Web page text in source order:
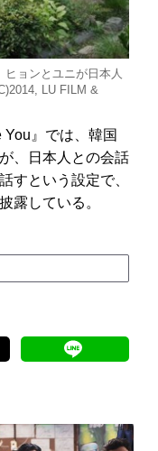
ヒョンとユニが日本人
LU FILM &
』では、韓国
、日本人との会話
すという設定で、
披露している。